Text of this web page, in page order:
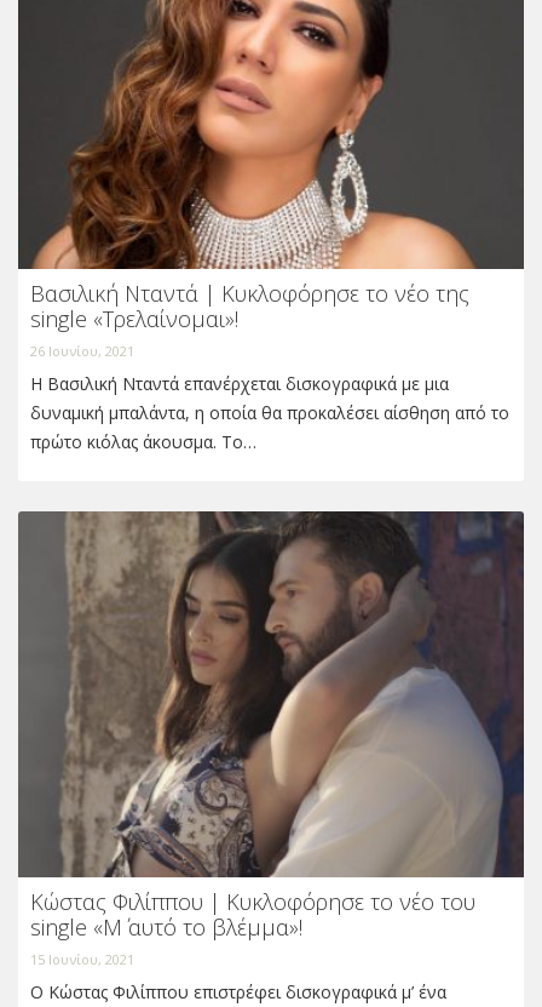
Βασιλική Νταντά | Κυκλοφόρησε το νέο της
single «Τρελαίνομαι»!
26 Ιουνίου, 2021
Η Βασιλική Νταντά επανέρχεται δισκογραφικά με μια
δυναμική μπαλάντα, η οποία θα προκαλέσει αίσθηση από το
πρώτο κιόλας άκουσμα. Το…
Κώστας Φιλίππου | Κυκλοφόρησε το νέο του
single «Μ΄ αυτό το βλέμμα»!
15 Ιουνίου, 2021
Ο Κώστας Φιλίππου επιστρέφει δισκογραφικά μ’ ένα